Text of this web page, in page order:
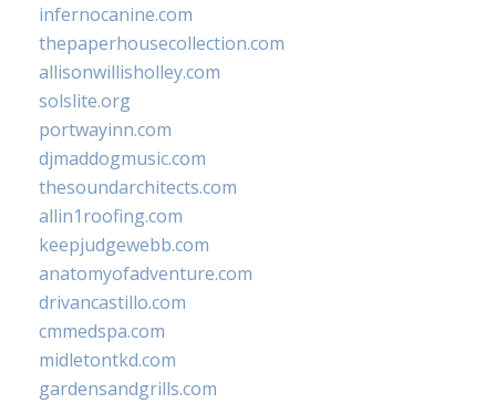
infernocanine.com
thepaperhousecollection.com
allisonwillisholley.com
solslite.org
portwayinn.com
djmaddogmusic.com
thesoundarchitects.com
allin1roofing.com
keepjudgewebb.com
anatomyofadventure.com
drivancastillo.com
cmmedspa.com
midletontkd.com
gardensandgrills.com